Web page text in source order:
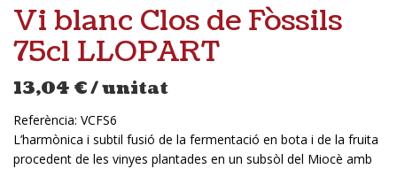
Vi blanc Clos de Fòssils
75cl LLOPART
13,04 €/ unitat
Referència: VCFS6
L’harmònica i subtil fusió de la fermentació en bota i de la fruita
procedent de les vinyes plantades en un subsòl del Miocè amb